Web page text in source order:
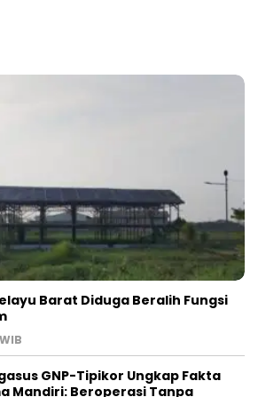
Barat Diduga Beralih Fungsi
GNP-Tipikor Ungkap Fakta
Mandiri: Beroperasi Tanpa